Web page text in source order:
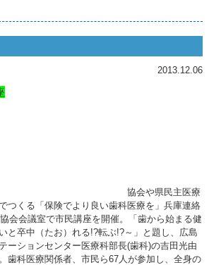
2013.12.06
や県民主医療
つくる「保険でより良い歯科医療を」兵庫連絡
会会議室で市民講座を開催。「歯から始まる健
と卒中（たお）れる!?転ぶ!?～」と題し、広島
ーションセンター医療科部長(歯科)の吉田光由
歯科医療関係者、市民ら67人が参加し、全身の